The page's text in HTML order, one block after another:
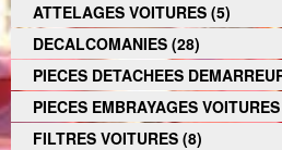
ATTELAGES VOITURES (5)
DECALCOMANIES (28)
PIECES DETACHEES
PIECES EMBRAYAGES
FILTRES VOITURES (8)